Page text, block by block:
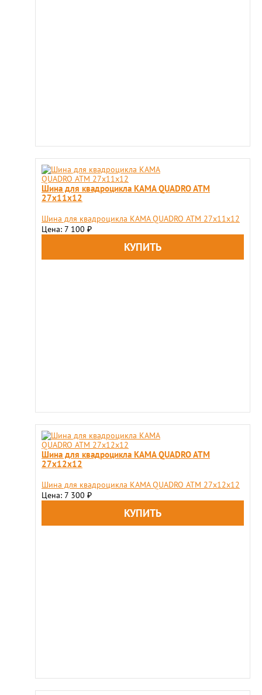
Шина для квадроцикла KAMA QUADRO ATM
27х11х12
Шина для квадроцикла KAMA QUADRO ATM 27х11х12
Цена: 7 100 ₽
Шина для квадроцикла KAMA QUADRO ATM
27х12х12
Шина для квадроцикла KAMA QUADRO ATM 27х12х12
Цена: 7 300 ₽